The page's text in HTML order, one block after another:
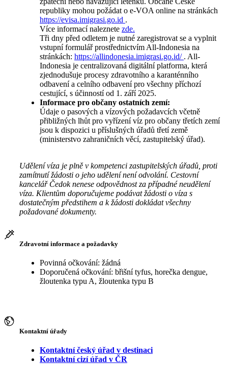
republiky mohou požádat o e-VOA online na stránkách
https://evisa.imigrasi.go.id .
Více informací naleznete zde.
Tři dny před odletem je nutné zaregistrovat se a vyplnit
vstupní formulář prostřednictvím All-Indonesia na
stránkách: https://allindonesia.imigrasi.go.id/ . All-
Indonesia je centralizovaná digitální platforma, která
zjednodušuje procesy zdravotního a karanténního
odbavení a celního odbavení pro všechny příchozí
cestující, s účinností od 1. září 2025.
Informace pro občany ostatních zemí:
Údaje o pasových a vízových požadavcích včetně
přibližných lhůt pro vyřízení víz pro občany třetích zemí
jsou k dispozici u příslušných úřadů třetí země
(ministerstvo zahraničních věcí, zastupitelský úřad).
Udělení víza je plně v kompetenci zastupitelských úřadů, proti
zamítnutí žádosti o jeho udělení není odvolání. Cestovní
kancelář Čedok nenese odpovědnost za případné neudělení
víza. Klientům doporučujeme podávat žádosti o víza s
dostatečným předstihem a k žádosti dokládat všechny
požadované dokumenty.
Zdravotní informace a požadavky
Povinná očkování: žádná
Doporučená očkování: břišní tyfus, horečka dengue,
žloutenka typu A, žloutenka typu B
Kontaktní úřady
Kontaktní český úřad v destinaci
Kontaktní cizí úřad v ČR